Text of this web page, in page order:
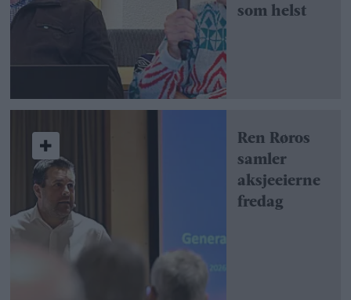
som helst
Ren Røros
samler
aksjeeierne
fredag